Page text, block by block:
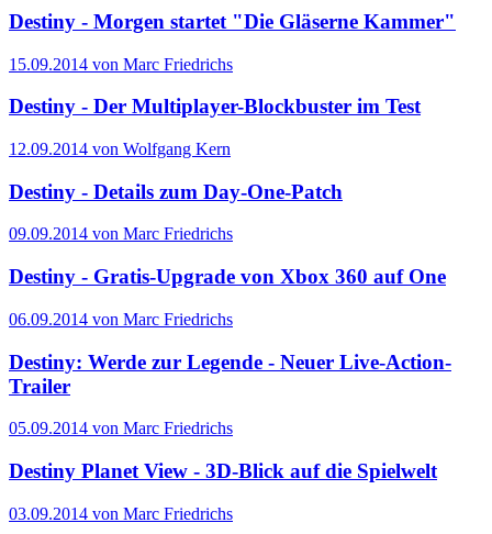
Destiny - Morgen startet "Die Gläserne Kammer"
15.09.2014 von Marc Friedrichs
Destiny - Der Multiplayer-Blockbuster im Test
12.09.2014 von Wolfgang Kern
Destiny - Details zum Day-One-Patch
09.09.2014 von Marc Friedrichs
Destiny - Gratis-Upgrade von Xbox 360 auf One
06.09.2014 von Marc Friedrichs
Destiny: Werde zur Legende - Neuer Live-Action-
Trailer
05.09.2014 von Marc Friedrichs
Destiny Planet View - 3D-Blick auf die Spielwelt
03.09.2014 von Marc Friedrichs